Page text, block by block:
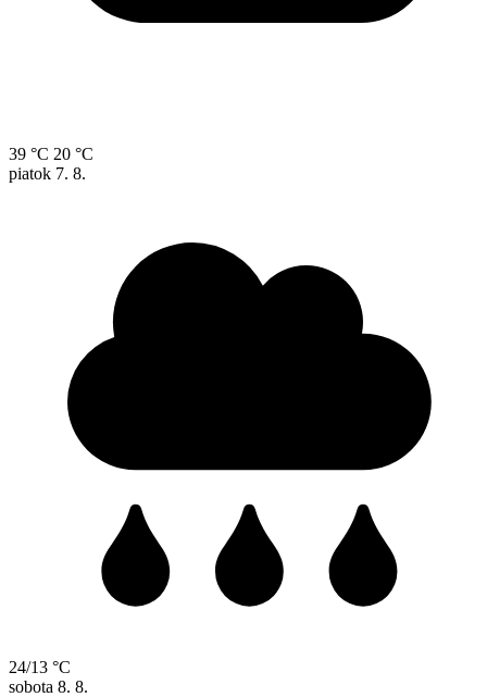
39 °C 20 °C
piatok 7. 8.
24/13 °C
sobota 8. 8.